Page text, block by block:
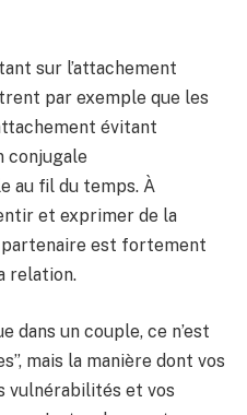
sur l’attachement
par exemple que les
évitant
conjugale
au fil du temps. À
et exprimer de la
partenaire est fortement
relation.
dans un couple, ce n’est
mais la manière dont vos
vulnérabilités et vos